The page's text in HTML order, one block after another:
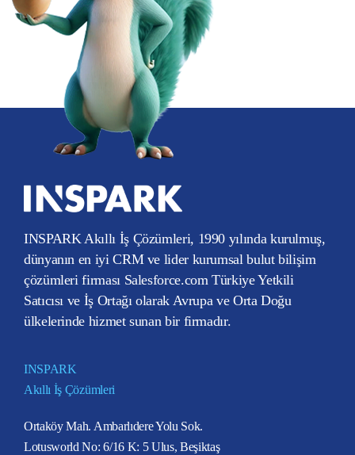
INSPARK Akıllı İş Çözümleri, 1990 yılında kurulmuş,
dünyanın en iyi CRM ve lider kurumsal bulut bilişim
çözümleri firması Salesforce.com Türkiye Yetkili
Satıcısı ve İş Ortağı olarak Avrupa ve Orta Doğu
ülkelerinde hizmet sunan bir firmadır.
INSPARK
Akıllı İş Çözümleri
Ortaköy Mah. Ambarlıdere Yolu Sok.
Lotusworld No: 6/16 K: 5 Ulus, Beşiktaş